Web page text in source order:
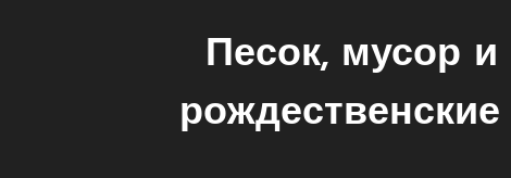
Песок, мусор